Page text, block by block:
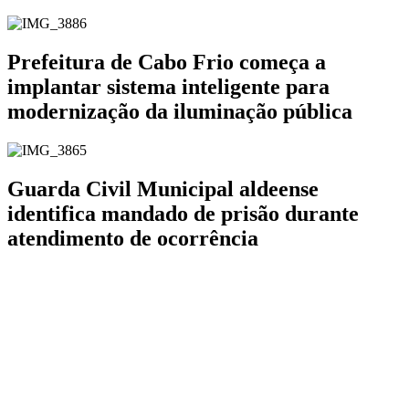
Prefeitura de Cabo Frio começa a
implantar sistema inteligente para
modernização da iluminação pública
Guarda Civil Municipal aldeense
identifica mandado de prisão durante
atendimento de ocorrência